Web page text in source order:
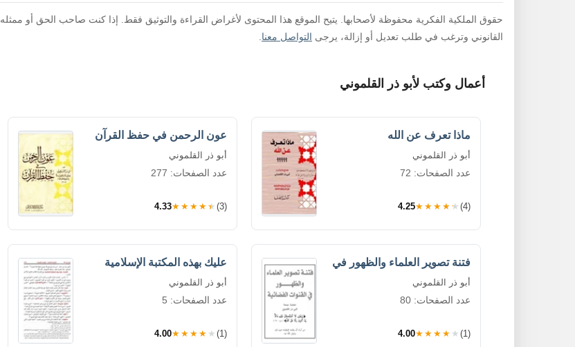
حقوق الملكية الفكرية محفوظة لأصحابها. يتيح الموقع هذا المحتوى لأغراض القراءة والتوثيق فقط. إذا كنت صاحب الحق أو ممثله
القانوني وترغب في طلب تعديل أو إزالة، يرجى التواصل معنا
أعمال وكتب لأبو ذر القلموني
ماذا تعرف عن الله
أبو ذر القلموني
عدد الصفحات: 72
4.25★★★★★ (4)
عون الرحمن في حفظ القرآن
أبو ذر القلموني
عدد الصفحات: 277
4.33★★★★★ (3)
فتنة تصوير العلماء والظهور في
أبو ذر القلموني
عدد الصفحات: 80
4.00★★★★★ (1)
عليك بهذه المكتبة الإسلامية
أبو ذر القلموني
عدد الصفحات: 5
4.00★★★★★ (1)